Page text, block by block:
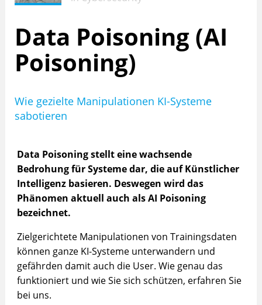
Data Poisoning (AI
Poisoning)
Wie gezielte Manipulationen KI-Systeme
sabotieren
Data Poisoning stellt eine wachsende
Bedrohung für Systeme dar, die auf Künstlicher
Intelligenz basieren. Deswegen wird das
Phänomen aktuell auch als AI Poisoning
bezeichnet.
Zielgerichtete Manipulationen von Trainingsdaten
können ganze KI-Systeme unterwandern und
gefährden damit auch die User. Wie genau das
funktioniert und wie Sie sich schützen, erfahren Sie
bei uns.